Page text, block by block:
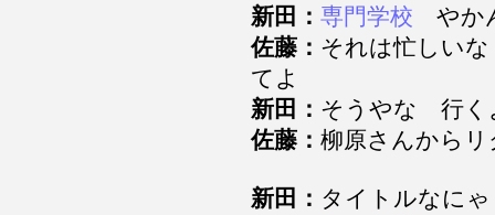
新田： 専門学校 や
佐藤： それは忙しい
てよ
新田： そうやな 行く
佐藤： 柳原さんから
新田： タイトルなにゃ